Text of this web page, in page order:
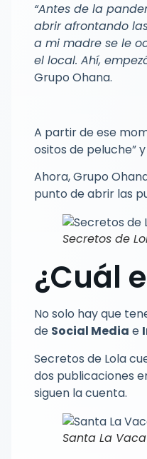
“Antes de la
abrir afrontando
a mi madre se le
el local. Ahí,
Grupo Ohana.
A partir de ese
ositos de peluche”
Ahora, Grupo
punto de abrir las
Secretos de
¿Cuál
No solo hay que
de Social Media e
Secretos de Lola
dos publicaciones
siguen la cuenta.
Santa La